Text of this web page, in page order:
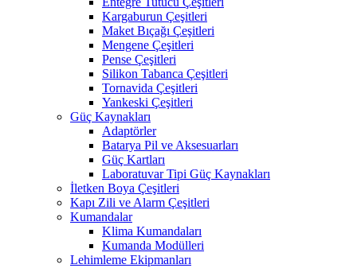
Kargaburun Çeşitleri
Maket Bıçağı Çeşitleri
Mengene Çeşitleri
Pense Çeşitleri
Silikon Tabanca Çeşitleri
Tornavida Çeşitleri
Yankeski Çeşitleri
Güç Kaynakları
Adaptörler
Batarya Pil ve Aksesuarları
Güç Kartları
Laboratuvar Tipi Güç Kaynakları
İletken Boya Çeşitleri
Kapı Zili ve Alarm Çeşitleri
Kumandalar
Klima Kumandaları
Kumanda Modülleri
Lehimleme Ekipmanları